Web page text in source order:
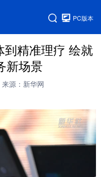
PC版本
到精准理疗 绘就
新场景
来源：新华网